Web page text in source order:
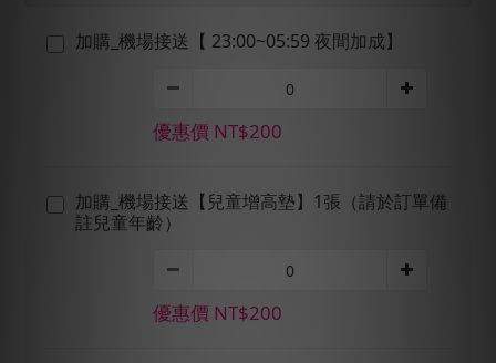
加購_機場接送【 23:00~05:59 夜間加成】
優惠價 NT$200
加購_機場接送【兒童增高墊】1張（請於訂單備
註兒童年齡）
優惠價 NT$200